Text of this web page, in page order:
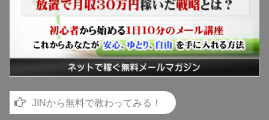
JINから無料で教わってみる！